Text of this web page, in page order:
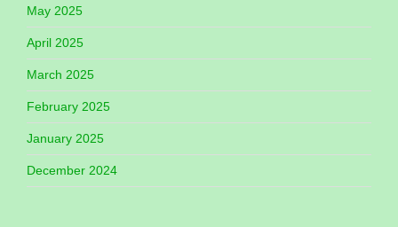
May 2025
April 2025
March 2025
February 2025
January 2025
December 2024